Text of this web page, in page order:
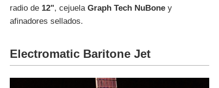
radio de 12", cejuela Graph Tech NuBone y
afinadores sellados.
Electromatic Baritone Jet